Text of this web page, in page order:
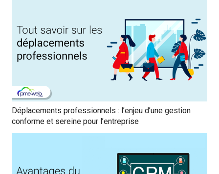
Déplacements professionnels : l’enjeu d’une gestion
conforme et sereine pour l’entreprise